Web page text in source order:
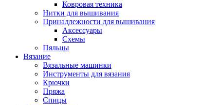
Ковровая техника
Нитки для вышивания
Принадлежности для вышивания
Аксессуары
Схемы
Пяльцы
Вязание
Вязальные машинки
Инструменты для вязания
Крючки
Пряжа
Спицы